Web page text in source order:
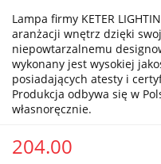
Lampa firmy KETER
aranżacji wnętrz dzięki
niepowtarzalnemu
wykonany jest wysokiej
posiadających atesty i
Produkcja odbywa się w
własnoręcznie.
204.00